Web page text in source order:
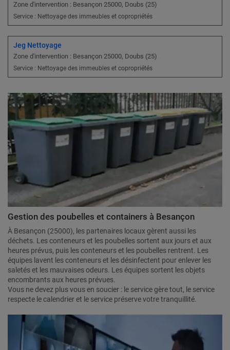
Zone d'intervention : Besançon 25000, Doubs (25)
Service : Nettoyage des immeubles et copropriétés
Jeg Nettoyage
Zone d'intervention : Besançon 25000, Doubs (25)
Service : Nettoyage des immeubles et copropriétés
Gestion des poubelles et containers à Besançon
À Besançon (25000), les partenaires locaux gèrent aussi les
déchets. Les conteneurs et les poubelles sortent aux jours et aux
heures prévus, puis les conteneurs et les poubelles rentrent. Les
équipes lavent les conteneurs et les désinfectent pour enlever les
saletés et les mauvaises odeurs. Les équipes sortent les objets
encombrants aux heures prévues.
Vous ne devez plus vous en soucier : le service gère tout, le service
respecte le calendrier et le service préserve votre tranquillité.